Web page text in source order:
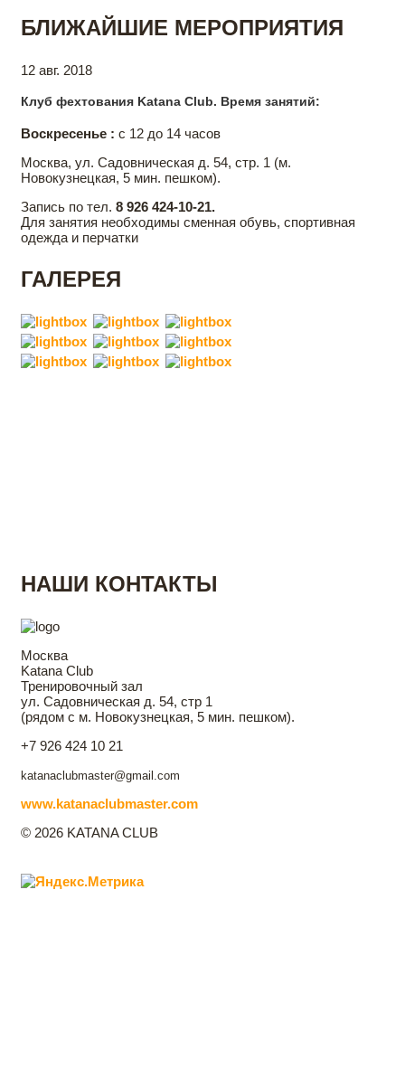
БЛИЖАЙШИЕ МЕРОПРИЯТИЯ
12 авг. 2018
Клуб фехтования Katana Club. Время занятий:
Воскресенье : с 12 до 14 часов
Москва, ул. Садовническая д. 54, стр. 1 (м.
Новокузнецкая, 5 мин. пешком).
Запись по тел. 8 926 424-10-21.
Для занятия необходимы сменная обувь, спортивная
одежда и перчатки
ГАЛЕРЕЯ
НАШИ КОНТАКТЫ
Москва
Katana Club
Тренировочный зал
ул. Садовническая д. 54, стр 1
(рядом с м. Новокузнецкая, 5 мин. пешком).
+7 926 424 10 21
katanaclubmaster@gmail.com
www.katanaclubmaster.com
© 2026 KATANA CLUB